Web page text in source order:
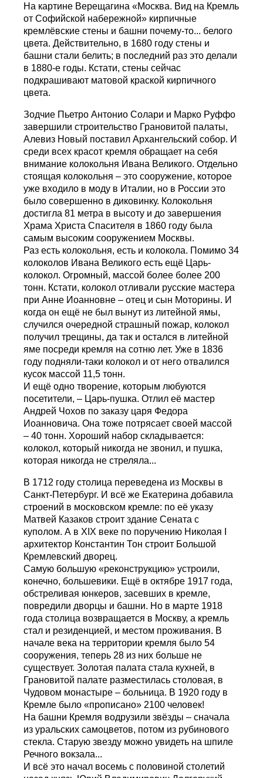
На картине Верещагина «Москва. Вид на Кремль
от Софийской набережной» кирпичные
кремлёвские стены и башни почему-то... белого
цвета. Действительно, в 1680 году стены и
башни стали белить; в последний раз это делали
в 1880-е годы. Кстати, стены сейчас
подкрашивают матовой краской кирпичного
цвета.
Зодчие Пьетро Антонио Солари и Марко Руффо
завершили строительство Грановитой палаты,
Алевиз Новый поставил Архангельский собор. И
среди всех красот кремля обращает на себя
внимание колокольня Ивана Великого. Отдельно
стоящая колокольня – это сооружение, которое
уже входило в моду в Италии, но в России это
было совершенно в диковинку. Колокольня
достигла 81 метра в высоту и до завершения
Храма Христа Спасителя в 1860 году была
самым высоким сооружением Москвы.
Раз есть колокольня, есть и колокола. Помимо 34
колоколов Ивана Великого есть ещё Царь-
колокол. Огромный, массой более более 200
тонн. Кстати, колокол отливали русские мастера
при Анне Иоанновне – отец и сын Моторины. И
когда он ещё не был вынут из литейной ямы,
случился очередной страшный пожар, колокол
получил трещины, да так и остался в литейной
яме посреди кремля на сотню лет. Уже в 1836
году подняли-таки колокол и от него отвалился
кусок массой 11,5 тонн.
И ещё одно творение, которым любуются
посетители, – Царь-пушка. Отлил её мастер
Андрей Чохов по заказу царя Федора
Иоанновича. Она тоже потрясает своей массой
– 40 тонн. Хороший набор складывается:
колокол, который никогда не звонил, и пушка,
которая никогда не стреляла...
В 1712 году столица переведена из Москвы в
Санкт-Петербург. И всё же Екатерина добавила
строений в московском кремле: по её указу
Матвей Казаков строит здание Сената с
куполом. А в XIX веке по поручению Николая I
архитектор Константин Тон строит Большой
Кремлевский дворец.
Самую большую «реконструкцию» устроили,
конечно, большевики. Ещё в октябре 1917 года,
обстреливая юнкеров, засевших в кремле,
повредили дворцы и башни. Но в марте 1918
года столица возвращается в Москву, а кремль
стал и резиденцией, и местом проживания. В
начале века на территории кремля было 54
сооружения, теперь 28 из них больше не
существует. Золотая палата стала кухней, в
Грановитой палате разместилась столовая, в
Чудовом монастыре – больница. В 1920 году в
Кремле было «прописано» 2100 человек!
На башни Кремля водрузили звёзды – сначала
из уральских самоцветов, потом из рубинового
стекла. Старую звезду можно увидеть на шпиле
Речного вокзала...
И всё это начал восемь с половиной столетий